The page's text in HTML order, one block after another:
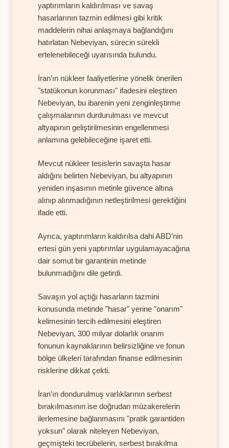
yaptırımların kaldırılması ve savaş
hasarlarının tazmin edilmesi gibi kritik
maddelerin nihai anlaşmaya bağlandığını
hatırlatan Nebeviyan, sürecin sürekli
ertelenebileceği uyarısında bulundu.
İran’ın nükleer faaliyetlerine yönelik önerilen
"statükonun korunması" ifadesini eleştiren
Nebeviyan, bu ibarenin yeni zenginleştirme
çalışmalarının durdurulması ve mevcut
altyapının geliştirilmesinin engellenmesi
anlamına gelebileceğine işaret etti.
Mevcut nükleer tesislerin savaşta hasar
aldığını belirten Nebeviyan, bu altyapının
yeniden inşasının metinle güvence altına
alınıp alınmadığının netleştirilmesi gerektiğini
ifade etti.
Ayrıca, yaptırımların kaldırılsa dahi ABD’nin
ertesi gün yeni yaptırımlar uygulamayacağına
dair somut bir garantinin metinde
bulunmadığını dile getirdi.
Savaşın yol açtığı hasarların tazmini
konusunda metinde "hasar" yerine "onarım"
kelimesinin tercih edilmesini eleştiren
Nebeviyan, 300 milyar dolarlık onarım
fonunun kaynaklarının belirsizliğine ve fonun
bölge ülkeleri tarafından finanse edilmesinin
risklerine dikkat çekti.
İran’ın dondurulmuş varlıklarının serbest
bırakılmasının ise doğrudan müzakerelerin
ilerlemesine bağlanmasını "pratik garantiden
yoksun" olarak niteleyen Nebeviyan,
geçmişteki tecrübelerin, serbest bırakılma